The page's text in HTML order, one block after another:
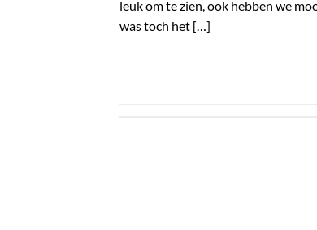
leuk om te zien, ook hebben we
was toch het […]